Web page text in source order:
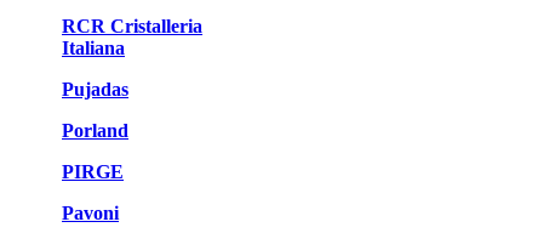
RCR Cristalleria
Italiana
Pujadas
Porland
PIRGE
Pavoni